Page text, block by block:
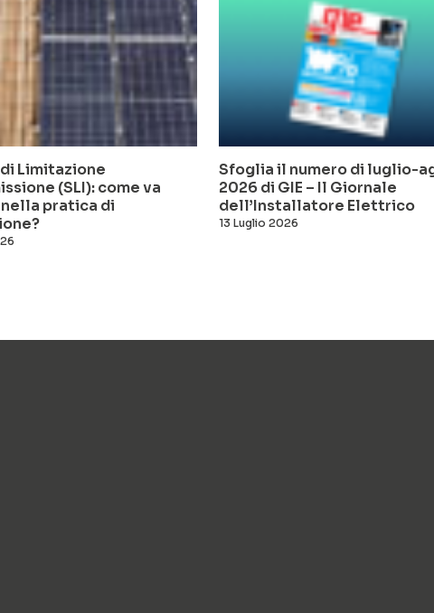
Limitazione
(SLI): come va
pratica di
Sfoglia il numero di luglio-
2026 di GIE – Il Giornale
dell’Installatore Elettrico
13 Luglio 2026